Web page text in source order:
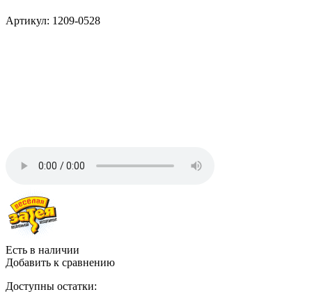
Артикул: 1209-0528
Есть в наличии
Добавить к сравнению
Доступны остатки: